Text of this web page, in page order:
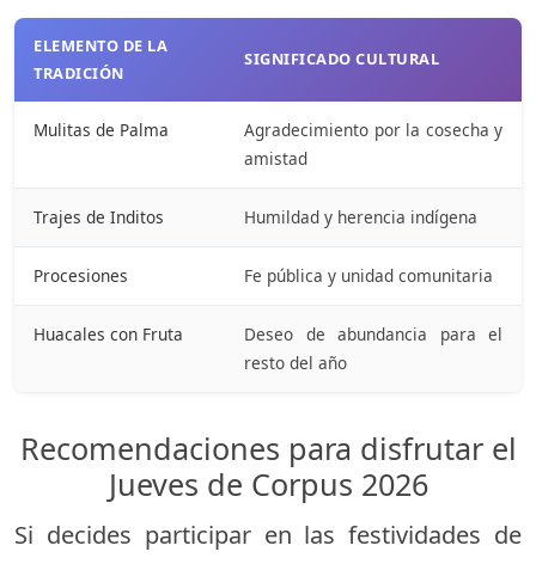
ELEMENTO DE LA
TRADICIÓN
SIGNIFICADO CULTURAL
Mulitas de Palma
Agradecimiento por la cosecha y
amistad
Trajes de Inditos Humildad y herencia indígena
Procesiones Fe pública y unidad comunitaria
Huacales con Fruta
Deseo de abundancia para el
resto del año
Recomendaciones para disfrutar el
Jueves de Corpus 2026
Si decides participar en las festividades de